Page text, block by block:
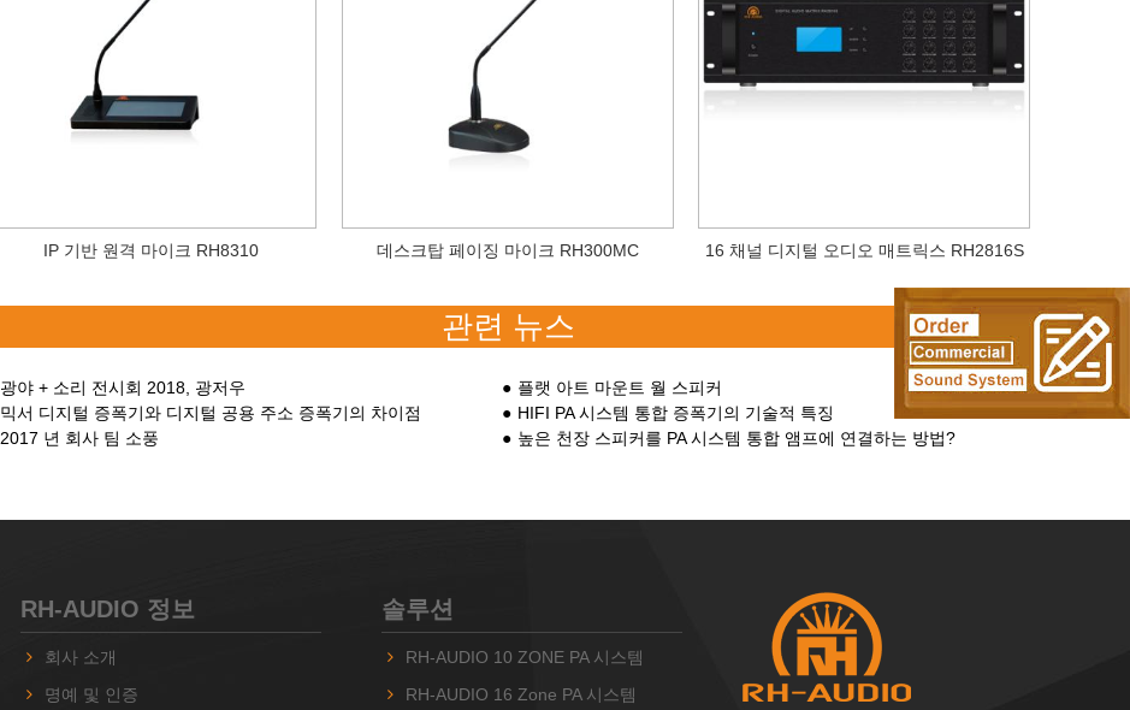
IP 기반 원격 마이크 RH8310 데스크탑 페이징 마이크 RH300MC 16 채널 디지털 오디오 매트릭스 RH2816S
관련 뉴스
광야 + 소리 전시회 2018, 광저우
플랫 아트 마운트 월 스피커
믹서 디지털 증폭기와 디지털 공용 주소 증폭기의 차이점
HIFI PA 시스템 통합 증폭기의 기술적 특징
2017 년 회사 팀 소풍
높은 천장 스피커를 PA 시스템 통합 앰프에 연결하는 방법?
RH-AUDIO 정보
회사 소개
명예 및 인증
솔루션
RH-AUDIO 10 ZONE PA 시스템
RH-AUDIO 16 Zone PA 시스템